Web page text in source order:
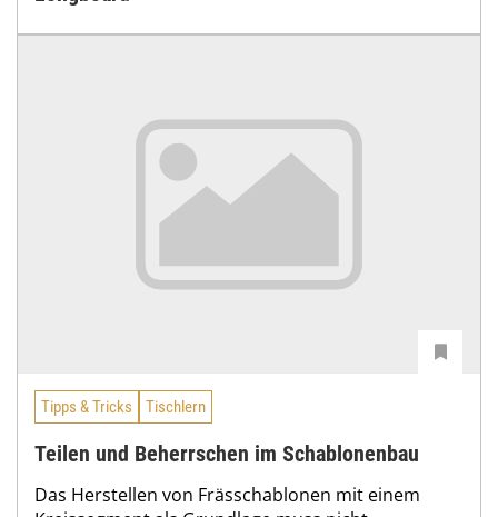
Tipps & Tricks Tischlern
Teilen und Beherrschen im Schablonenbau
Das Herstellen von Frässchablonen mit einem